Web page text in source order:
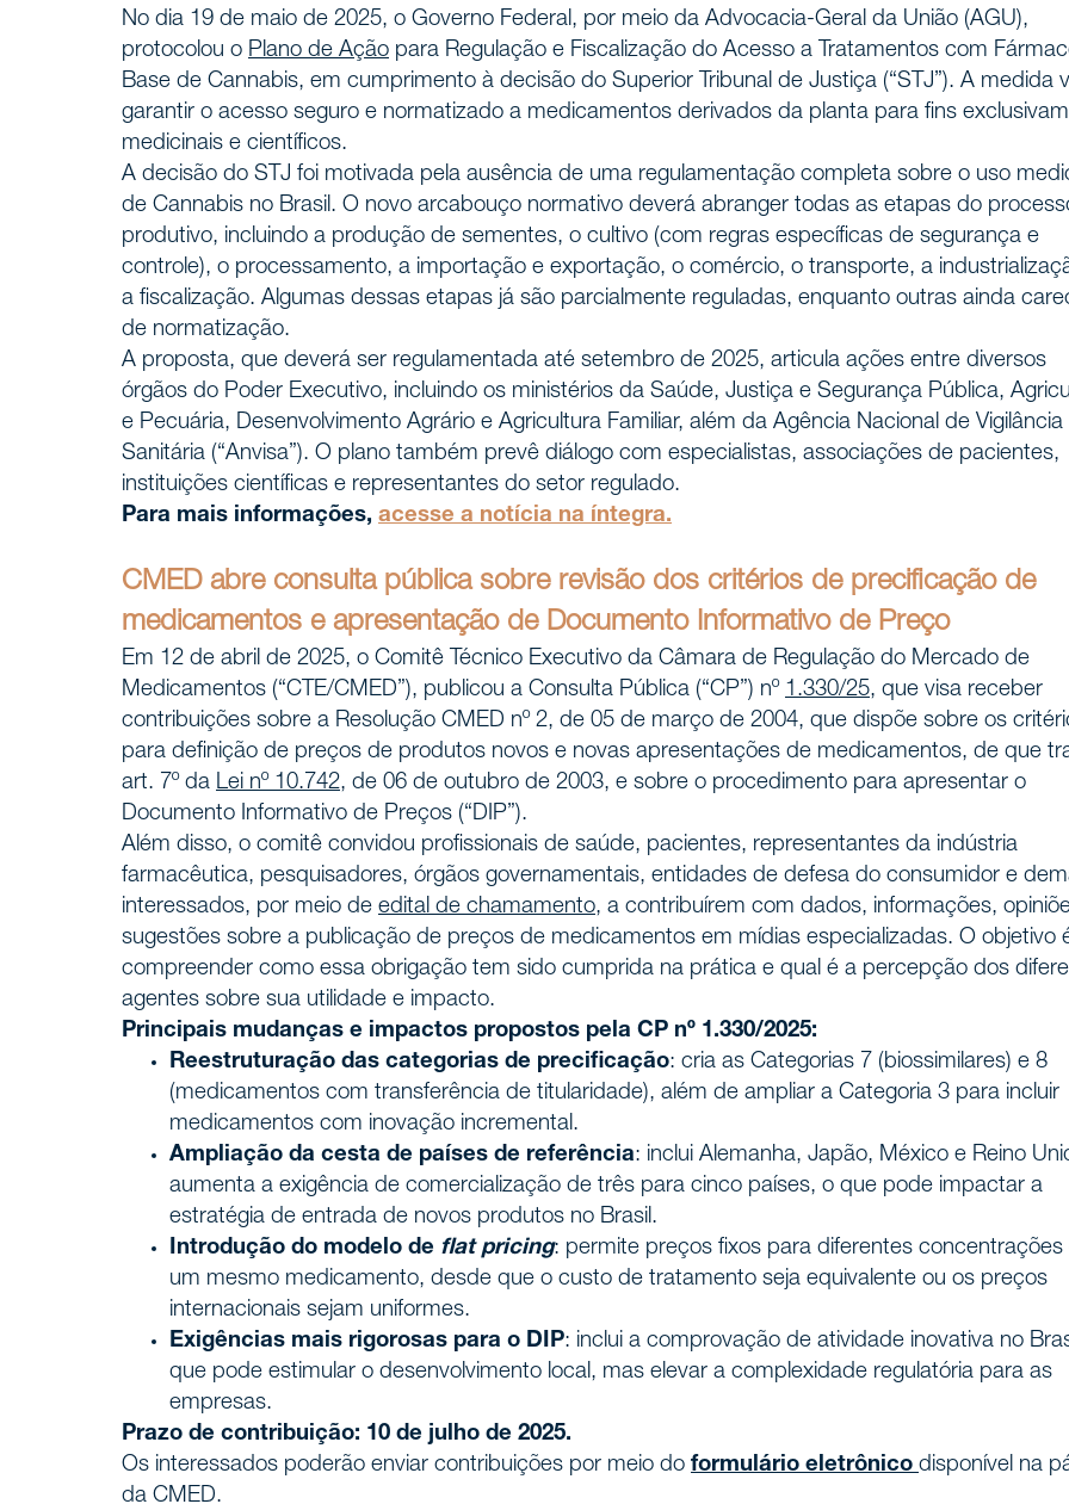
SERVIÇOS Áreas de atuação
NOTÍCIAS Insights
Fale conosco
No dia 19 de maio de 2025, o Governo Federal, por meio da Advocacia-Geral da União (AGU),
protocolou o Plano de Ação para Regulação e Fiscalização do Acesso a Tratamentos com
Base de Cannabis, em cumprimento à decisão do Superior Tribunal de Justiça (“STJ”). A medida
garantir o acesso seguro e normatizado a medicamentos derivados da planta para fins
medicinais e científicos.
A decisão do STJ foi motivada pela ausência de uma regulamentação completa sobre o uso
de Cannabis no Brasil. O novo arcabouço normativo deverá abranger todas as etapas do
produtivo, incluindo a produção de sementes, o cultivo (com regras específicas de segurança e
controle), o processamento, a importação e exportação, o comércio, o transporte, a
a fiscalização. Algumas dessas etapas já são parcialmente reguladas, enquanto outras ainda
de normatização.
A proposta, que deverá ser regulamentada até setembro de 2025, articula ações entre diversos
órgãos do Poder Executivo, incluindo os ministérios da Saúde, Justiça e Segurança Pública,
e Pecuária, Desenvolvimento Agrário e Agricultura Familiar, além da Agência Nacional de Vigilância
Sanitária (“Anvisa”). O plano também prevê diálogo com especialistas, associações de pacientes,
instituições científicas e representantes do setor regulado.
Para mais informações, acesse a notícia na íntegra.
CMED abre consulta pública sobre revisão dos critérios de precificação de
medicamentos e apresentação de Documento Informativo de Preço
Em 12 de abril de 2025, o Comitê Técnico Executivo da Câmara de Regulação do Mercado de
Medicamentos (“CTE/CMED”), publicou a Consulta Pública (“CP”) nº 1.330/25, que visa receber
contribuições sobre a Resolução CMED nº 2, de 05 de março de 2004, que dispõe sobre os
para definição de preços de produtos novos e novas apresentações de medicamentos, de que
art. 7º da Lei nº 10.742, de 06 de outubro de 2003, e sobre o procedimento para apresentar o
Documento Informativo de Preços (“DIP”).
Além disso, o comitê convidou profissionais de saúde, pacientes, representantes da indústria
farmacêutica, pesquisadores, órgãos governamentais, entidades de defesa do consumidor e
interessados, por meio de edital de chamamento, a contribuírem com dados, informações,
sugestões sobre a publicação de preços de medicamentos em mídias especializadas. O objetivo
compreender como essa obrigação tem sido cumprida na prática e qual é a percepção dos
agentes sobre sua utilidade e impacto.
Principais mudanças e impactos propostos pela CP nº 1.330/2025:
Reestruturação das categorias de precificação: cria as Categorias 7 (biossimilares) e 8
(medicamentos com transferência de titularidade), além de ampliar a Categoria 3 para incluir
medicamentos com inovação incremental.
Ampliação da cesta de países de referência: inclui Alemanha, Japão, México e Reino
aumenta a exigência de comercialização de três para cinco países, o que pode impactar a
estratégia de entrada de novos produtos no Brasil.
Introdução do modelo de flat pricing: permite preços fixos para diferentes concentrações
um mesmo medicamento, desde que o custo de tratamento seja equivalente ou os preços
internacionais sejam uniformes.
Exigências mais rigorosas para o DIP: inclui a comprovação de atividade inovativa no
que pode estimular o desenvolvimento local, mas elevar a complexidade regulatória para as
empresas.
Prazo de contribuição: 10 de julho de 2025.
Os interessados poderão enviar contribuições por meio do formulário eletrônico disponível na
da CMED.